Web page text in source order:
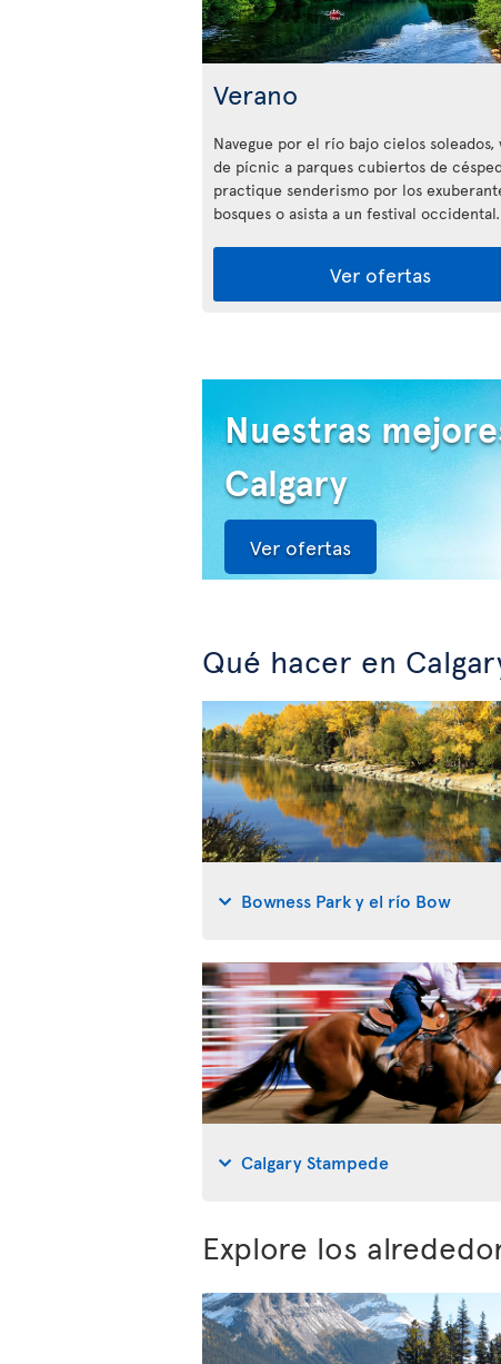
Verano
Navegue por el río bajo cielos soleados,
de pícnic a parques cubiertos de
practique senderismo por los
bosques o asista a un festival occidental.
Ver ofertas
Nuestras
Calgary
Ver ofertas
Qué hacer en
Bowness Park y el río Bow
Calgary Stampede
Explore los